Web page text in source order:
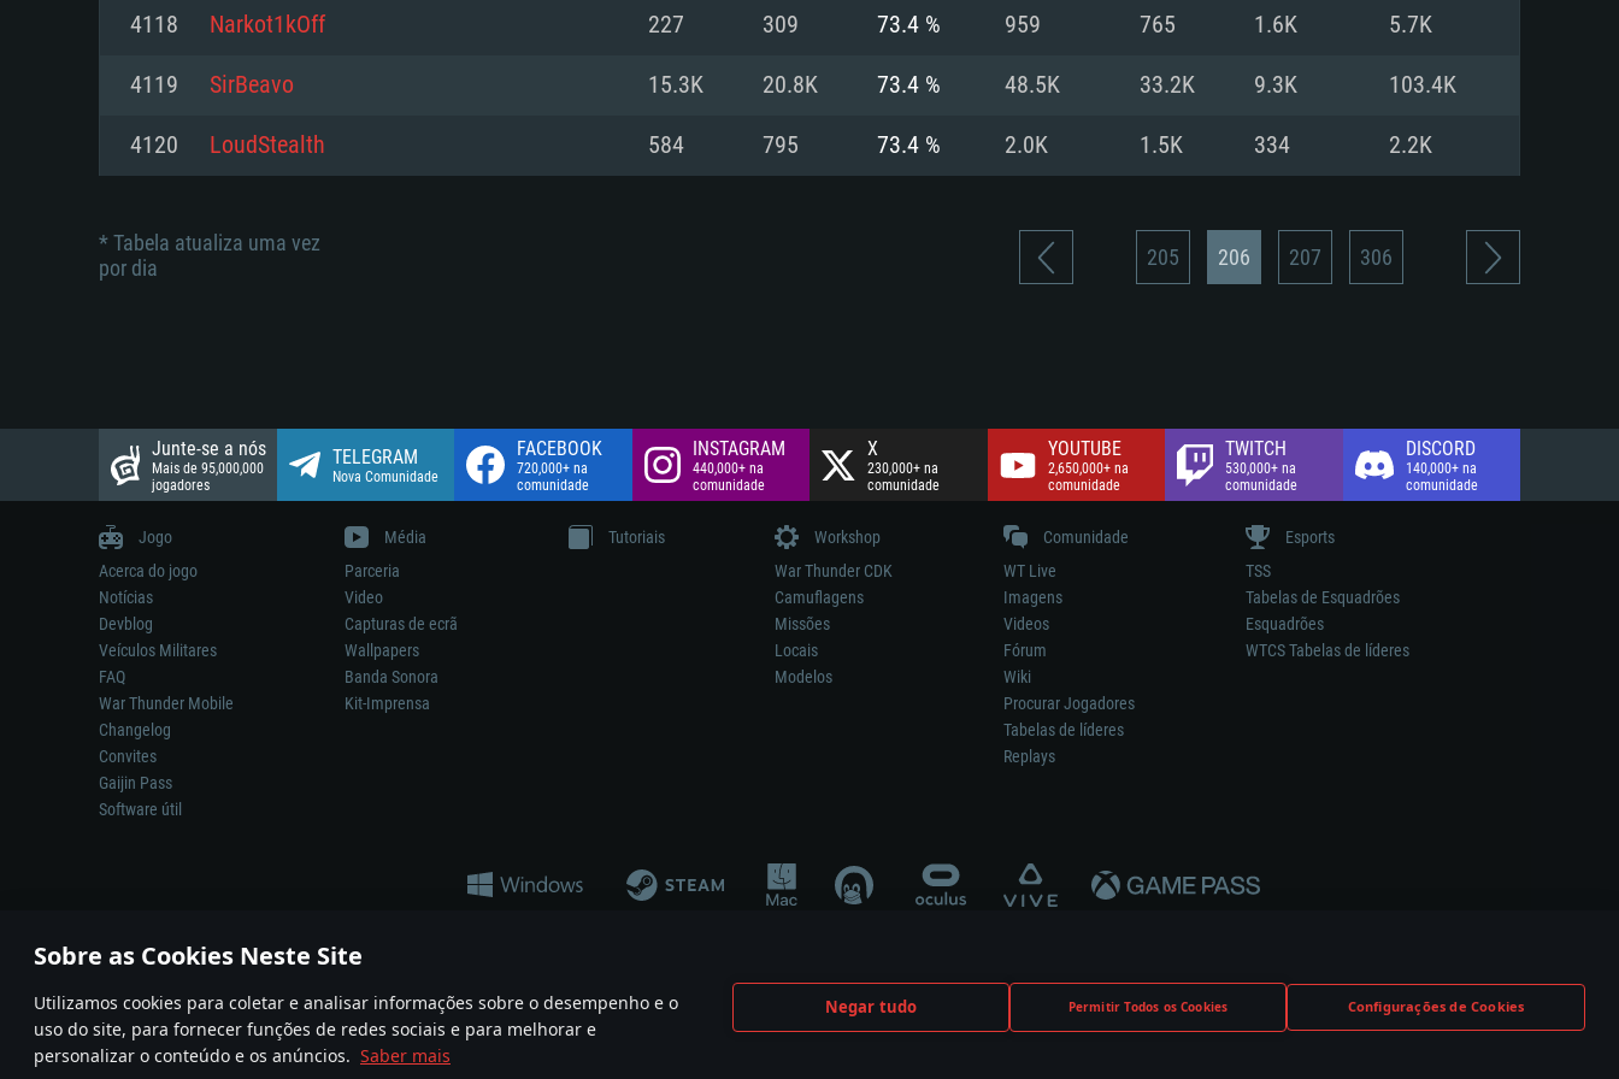
Sobre as Cookies Neste Site
Utilizamos cookies para coletar e analisar informações sobre o desempenho e o
uso do site, para fornecer funções de redes sociais e para melhorar e
personalizar o conteúdo e os anúncios. Saber mais
Negar tudo Permitir Todos os Cookies Configurações de Cookies
Disco: 23,1 GB
Network: Internet de banda larga.
Disco: 21,5 GB
Disco: 60,2 GB
Network: Internet de banda larga.
Disco: 21,5 GB
Network: Internet de banda larga.
Disco: 60,2 GB
4118 Narkot1kOff 227 309 73.4 % 959 765 1.6K 5.7K
4119 SirBeavo 15.3K 20.8K 73.4 % 48.5K 33.2K 9.3K 103.4K
4120 LoudStealth 584 795 73.4 % 2.0K 1.5K 334 2.2K
* Tabela atualiza uma vez
por dia
205 206 207 306
Junte-se a nós
Mais de 95,000,000
jogadores
TELEGRAM
Nova Comunidade
FACEBOOK
720,000+ na
comunidade
INSTAGRAM
440,000+ na
comunidade
X
230,000+ na
comunidade
YOUTUBE
2,650,000+ na
comunidade
TWITCH
530,000+ na
comunidade
DISCORD
140,000+ na
comunidade
Jogo
Acerca do jogo
Notícias
Devblog
Veículos Militares
FAQ
War Thunder Mobile
Changelog
Convites
Gaijin Pass
Software útil
Média
Parceria
Video
Capturas de ecrã
Wallpapers
Banda Sonora
Kit-Imprensa
Tutoriais
Workshop
War Thunder CDK
Camuflagens
Missões
Locais
Modelos
Comunidade
WT Live
Imagens
Videos
Fórum
Wiki
Procurar Jogadores
Tabelas de líderes
Replays
Esports
TSS
Tabelas de Esquadrões
Esquadrões
WTCS Tabelas de líderes
A reprodução de qualquer sistema de armas ou veículo neste jogo não significa participação no desenvolvimento, patrocínio ou aval do respetivo construtor.
© 2011—2026 Gaijin Games Kft. All trademarks, logos and brand names are the property of their respective owners.
Termos e condições Termos de Serviço